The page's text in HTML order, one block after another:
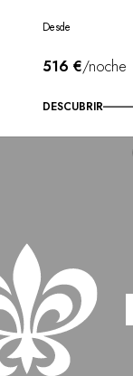
Desde
516 €/noche
DESCUBRIR